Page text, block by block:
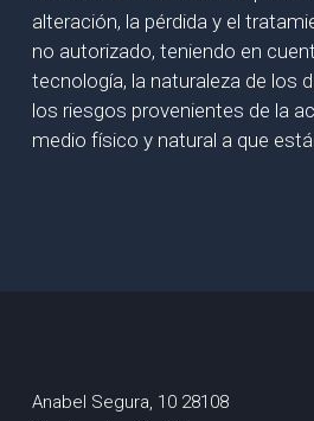
alteración, la pérdida y el
no autorizado, teniendo en
tecnología, la naturaleza de los
los riesgos provenientes de la
medio físico y natural a que
Anabel Segura, 10 28108